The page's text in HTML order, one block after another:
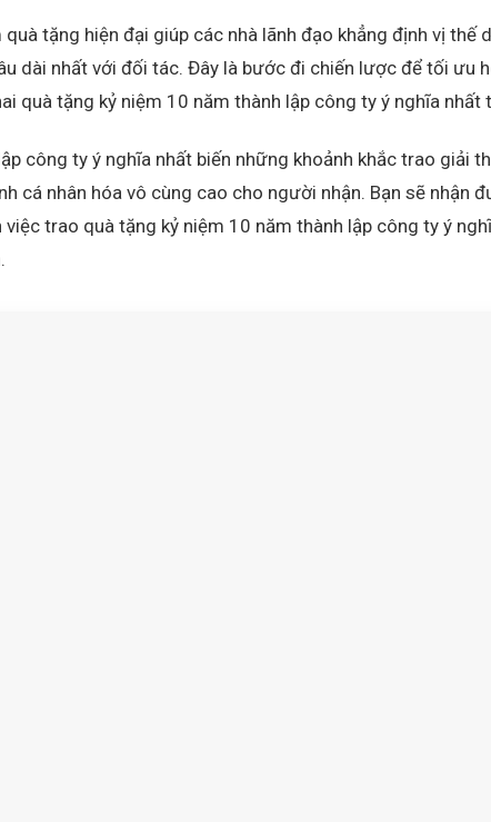
tặng hiện đại giúp các nhà lãnh đạo khẳng định vị thế
dài nhất với đối tác. Đây là bước đi chiến lược để tối ưu
quà tặng kỷ niệm 10 năm thành lập công ty ý nghĩa nhất
công ty ý nghĩa nhất biến những khoảnh khắc trao giải
cá nhân hóa vô cùng cao cho người nhận. Bạn sẽ nhận
trao quà tặng kỷ niệm 10 năm thành lập công ty ý